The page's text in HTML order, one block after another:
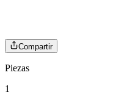
Compartir
Piezas
1